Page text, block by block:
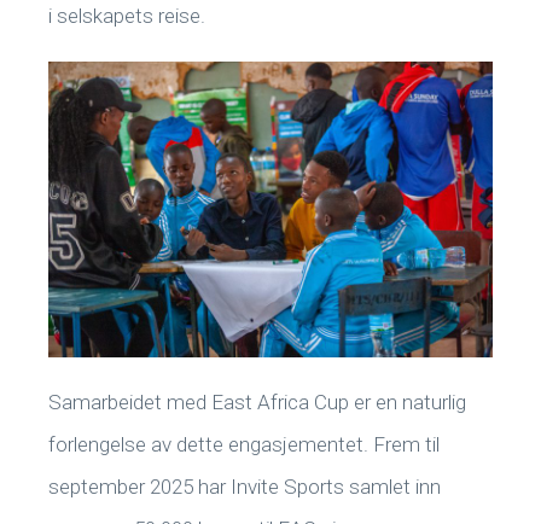
i selskapets reise.
Samarbeidet med East Africa Cup er en naturlig
forlengelse av dette engasjementet. Frem til
september 2025 har Invite Sports samlet inn